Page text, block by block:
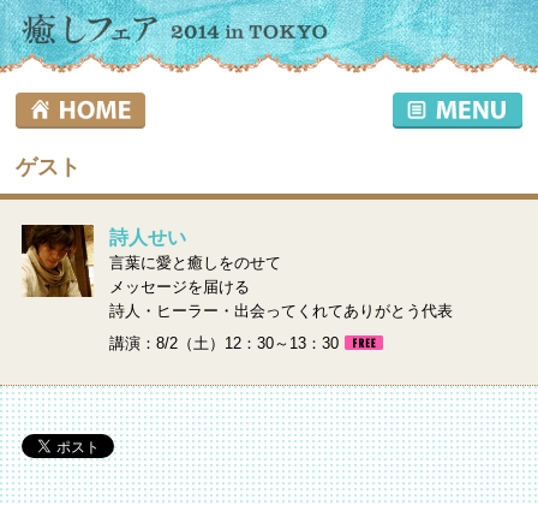
ゲスト
詩人せい
言葉に愛と癒しをのせて
メッセージを届ける
詩人・ヒーラー・出会ってくれてありがとう代表
講演：8/2（土）12：30～13：30